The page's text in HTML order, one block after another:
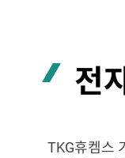
전
TKG휴켐스